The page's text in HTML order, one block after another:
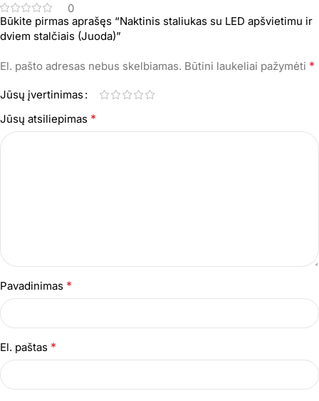
0
Būkite pirmas aprašęs “Naktinis staliukas su LED apšvietimu ir
dviem stalčiais (Juoda)”
El. pašto adresas nebus skelbiamas. Būtini laukeliai pažymėti *
Jūsų įvertinimas
Jūsų atsiliepimas *
Pavadinimas *
El. paštas *